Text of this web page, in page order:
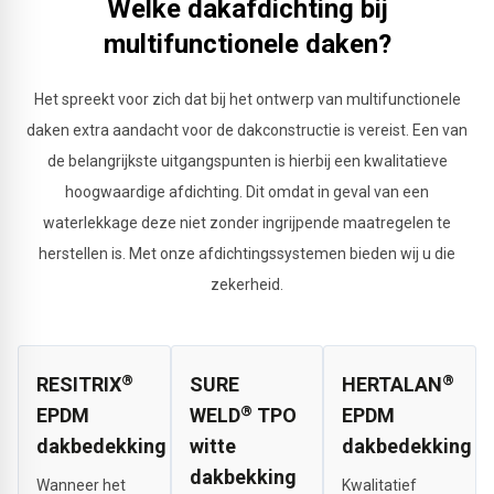
Welke dakafdichting bij
multifunctionele daken?
Het spreekt voor zich dat bij het ontwerp van multifunctionele
daken extra aandacht voor de dakconstructie is vereist. Een van
de belangrijkste uitgangspunten is hierbij een kwalitatieve
hoogwaardige afdichting. Dit omdat in geval van een
waterlekkage deze niet zonder ingrijpende maatregelen te
herstellen is. Met onze afdichtingssystemen bieden wij u die
zekerheid.
RESITRIX®
EPDM
dakbedekking
Wanneer het
SURE
WELD® TPO
witte
dakbekking
HERTALAN®
EPDM
dakbedekking
Kwalitatief